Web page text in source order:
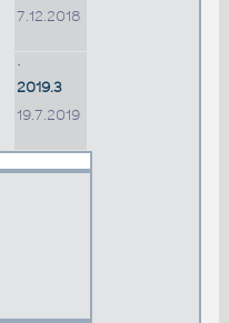
7.12.2018
•
2019.3
19.7.2019